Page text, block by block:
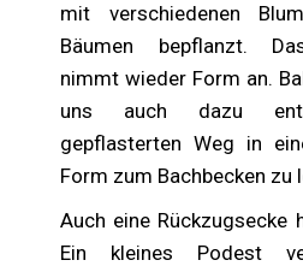
mit verschiedenen
Bäumen bepflanzt.
nimmt wieder Form an.
uns auch dazu
gepflasterten Weg in
Form zum Bachbecken zu
Auch eine Rückzugsecke
Ein kleines Podest